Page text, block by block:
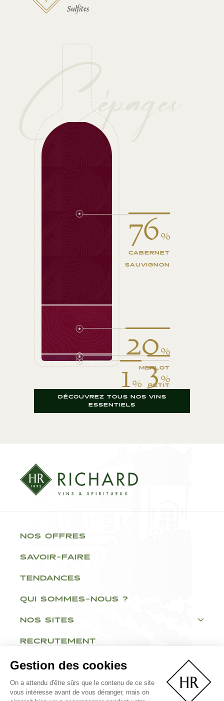
Gestion des cookies
On a attendu d'être sûrs que le contenu de ce site
vous intéresse avant de vous déranger, mais on
Sulfites
Cépages
76%
CABERNET
SAUVIGNON
20%
MERLOT
3%
CABERNET
1% PETIT
VERDOT
DÉCOUVREZ TOUS NOS VINS
ESSENTIELS
NOS OFFRES
SAVOIR-FAIRE
TENDANCES
QUI SOMMES-NOUS ?
NOS SITES
RECRUTEMENT